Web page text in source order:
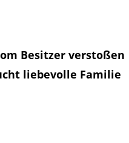
Besitzer verstoßen
liebevolle Familie